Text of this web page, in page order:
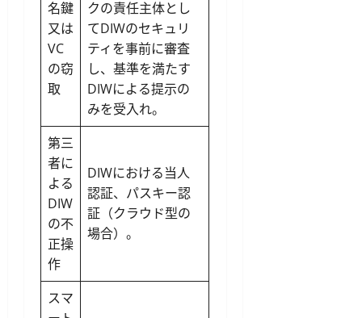
名鍵
又は
VC
の窃
取
クの責任主体とし
てDIWのセキュリ
ティを事前に審査
し、基準を満たす
DIWによる提示の
みを受入れ。
第三
者に
よる
DIW
の不
正操
作
DIWにおける当人
認証、パスキー認
証（クラウド型の
場合）。
スマ